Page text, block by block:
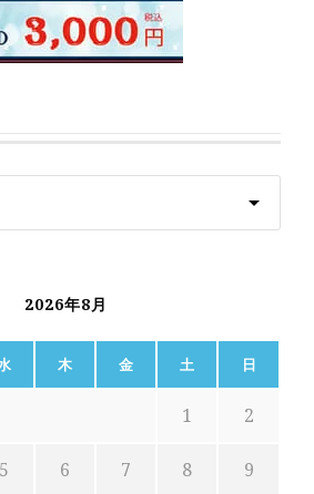
2026年8月
木 金 土 日
1 2
5 6 7 8 9